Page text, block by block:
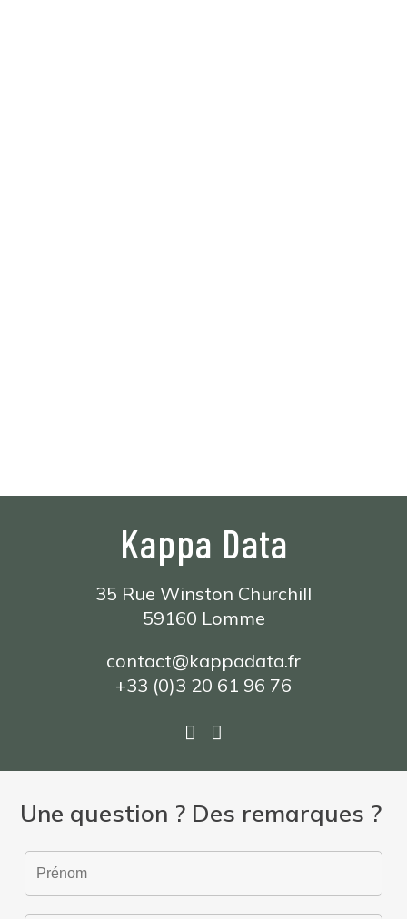
Kappa Data
35 Rue Winston Churchill
59160 Lomme
contact@kappadata.fr
+33 (0)3 20 61 96 76
Une question ? Des remarques ?